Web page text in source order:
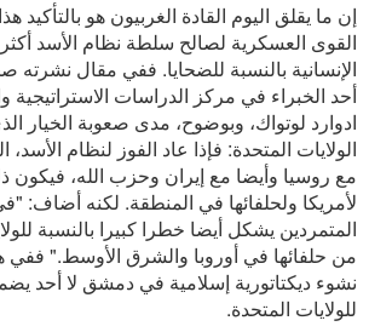
إن ما يقلق اليوم القادة الغربيون هو بالتأكيد
القوى العسكرية لصالح سلطة نظام الأسد أكثر
الإنسانية بالنسبة للضحايا. ففي مقال نشرته
أحد الخبراء في مركز الدراسات الاستراتيجية
ادوارد لوتواك، وبوضوح، مدى صعوبة الخيار
الولايات المتحدة: فإذا عاد الفوز لنظام
مع روسيا وأيضا مع إيران وحزب الله،
لأمريكا ولحلفائها في المنطقة. لكنه أضاف:
المتمردين يشكل أيضا خطرا كبيرا بالنسبة
من حلفائها في أوروبا والشرق الأوسط." ففي
نشوء ديكتاتورية إسلامية في دمشق لا أحد
للولايات المتحدة.